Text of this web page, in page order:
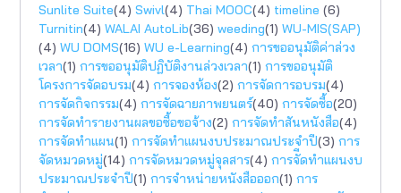
Sunlite Suite(4) Swivl(4) Thai MOOC(4) timeline (6)
Turnitin(4) WALAI AutoLib(36) weeding(1) WU-MIS(SAP)
(4) WU DOMS(16) WU e-Learning(4) การขออนุมัติค่าล่วง
เวลา(1) การขออนุมัติปฏิบัติงานล่วงเวลา(1) การขออนุมัติ
โครงการจัดอบรม(4) การจองห้อง(2) การจัดการอบรม(4)
การจัดกิจกรรม(4) การจัดฉายภาพยนตร์(40) การจัดซื้อ(20)
การจัดทำรายงานผลขอซื้อขอจ้าง(2) การจัดทำสันหนังสือ(4)
การจัดทำแผน(1) การจัดทำแผนงบประมาณประจำปี(3) การ
จัดหมวดหมู่(14) การจัดหมวดหมู่จุลสาร(4) การจัีดทำแผนงบ
ประมาณประจำปี(1) การจำหน่ายหนังสือออก(1) การ